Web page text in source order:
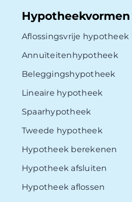
Hypotheekvormen
Aflossingsvrije hypotheek
Annuïteitenhypotheek
Beleggingshypotheek
Lineaire hypotheek
Spaarhypotheek
Tweede hypotheek
Hypotheek berekenen
Hypotheek afsluiten
Hypotheek aflossen